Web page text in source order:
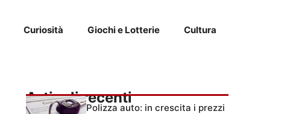
Curiosità Giochi e Lotterie Cultura
Articoli recenti
Polizza auto: in crescita i prezzi